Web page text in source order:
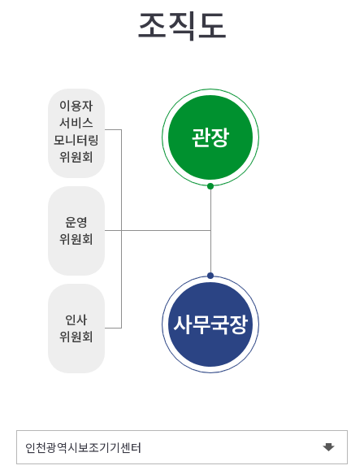
조직도
관장
사무국장
이용자
서비스
모니터링
위원회
운영
위원회
인사
위원회